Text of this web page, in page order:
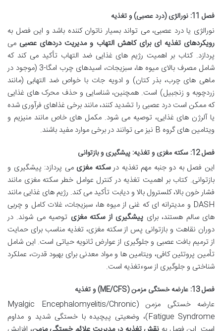
فصل 11: نورالژی (درد عصبی) و تغذیه
نورالژی یا درد عصبی، می تواند بسیار ناتوان کننده باشد و این فصل به
رویکردهای تغذیه ای برای کاهش التهاب و مدیریت دردهای عصبی می
پردازد. کتاب بر اهمیت رژیم های غذایی ضد التهاب تأکید می کند که
شامل مصرف بالای میوه ها، سبزیجات، اسیدهای چرب امگا-3 (موجود در
ماهی های چرب، بذر کتان) و ادویه جات با خواص ضد التهابی (مانند
زردچوبه و زنجبیل) است. همچنین، شناسایی و حذف محرک های غذایی
که ممکن است درد عصبی را تشدید کنند، مانند برخی غذاهای فرآوری شده
یا آلرژن های غذایی، توصیه می شود. مکمل های خاص مانند منیزیم و
ویتامین های گروه B نیز می توانند در برخی موارد مفید باشند.
فصل 12: سکته مغزی و تغذیه: پیشگیری و بازتوانی
این فصل به دو جنبه مهم تغذیه درسکته مغزی می پردازد: پیشگیری و
بازتوانی. کتاب بر اهمیت تغذیه در کنترل عوامل خطر سکته مغزی مانند
فشار خون بالا، کلسترول بالا و دیابت تأکید می کند. رژیم های غذایی مانند
DASH و مدیترانه ای که غنی از میوه ها، سبزیجات، غلات کامل و چربی
های سالم هستند، برای پیشگیری از سکته مغزی توصیه می شوند. در
دوران نقاهت و بازتوانی پس از سکته مغزی، تغذیه مناسب برای حمایت
از ترمیم بافت عصبی و جلوگیری از عوارض ثانویه حیاتی است. این شامل
تأمین پروتئین کافی، ویتامین ها و مواد معدنی برای بهبود قدرت، عملکرد
شناختی و جلوگیری از سوءتغذیه است.
فصل 13: عارضه خستگی مزمن (ME/CFS) و تغذیه
عارضه خستگی مزمن (Myalgic Encephalomyelitis/Chronic
Fatigue Syndrome)، وضعیتی پیچیده با خستگی شدید و مداوم